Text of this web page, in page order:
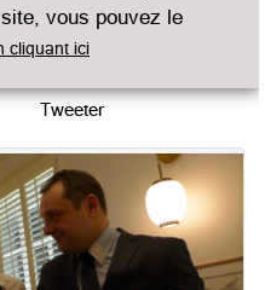
vous pouvez le
cliquant ici
Tweeter